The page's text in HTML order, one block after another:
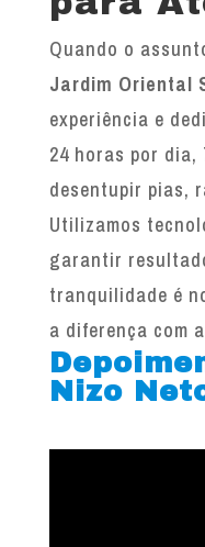
Quando o
Jardim Oriental
experiência e
24 horas por dia,
desentupir pias,
Utilizamos
garantir
tranquilidade é
a diferença com
Nizo